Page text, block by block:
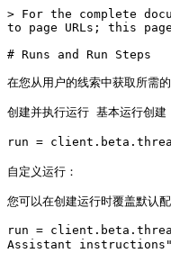
> For the complete
to page URLs; this
# Runs and Run Steps
在您从用户的线索中获取所需
创建并执行运行 基本运行创建
run =
自定义运行：
您可以在创建运行时覆盖默认
run =
Assistant instructions",